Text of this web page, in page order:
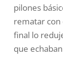
pilones
rematar con
final lo
que